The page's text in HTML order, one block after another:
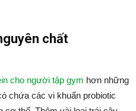
chất
cho người tập gym hơn những
chứa các vi khuẩn probiotic